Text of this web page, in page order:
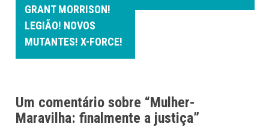
n
v
GRANT MORRISON!
LEGIÃO! NOVOS
MUTANTES! X-FORCE!
Um comentário sobre “Mulher-
Maravilha: finalmente a justiça”